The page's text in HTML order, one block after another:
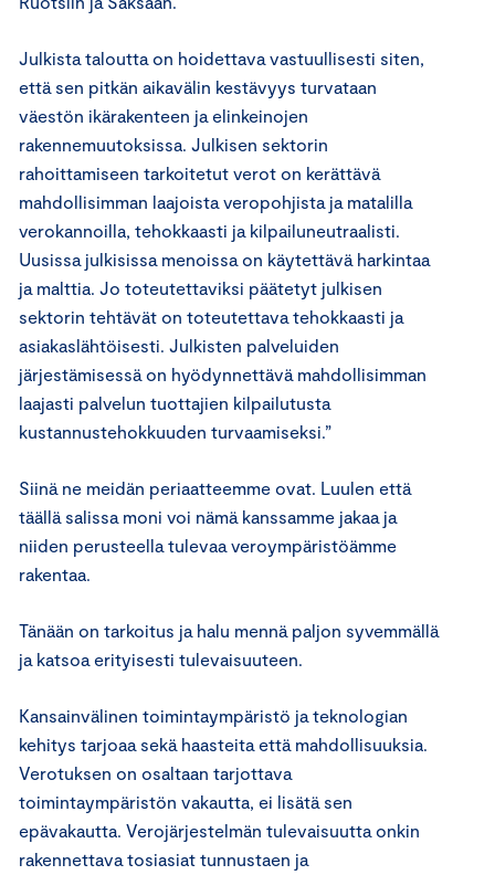
Julkista taloutta on hoidettava vastuullisesti siten,
että sen pitkän aikavälin kestävyys turvataan
väestön ikärakenteen ja elinkeinojen
rakennemuutoksissa. Julkisen sektorin
rahoittamiseen tarkoitetut verot on kerättävä
mahdollisimman laajoista veropohjista ja matalilla
verokannoilla, tehokkaasti ja kilpailuneutraalisti.
Uusissa julkisissa menoissa on käytettävä harkintaa
ja malttia. Jo toteutettaviksi päätetyt julkisen
sektorin tehtävät on toteutettava tehokkaasti ja
asiakaslähtöisesti. Julkisten palveluiden
järjestämisessä on hyödynnettävä mahdollisimman
laajasti palvelun tuottajien kilpailutusta
kustannustehokkuuden turvaamiseksi.”
Siinä ne meidän periaatteemme ovat. Luulen että
täällä salissa moni voi nämä kanssamme jakaa ja
niiden perusteella tulevaa veroympäristöämme
rakentaa.
Tänään on tarkoitus ja halu mennä paljon syvemmällä
ja katsoa erityisesti tulevaisuuteen.
Kansainvälinen toimintaympäristö ja teknologian
kehitys tarjoaa sekä haasteita että mahdollisuuksia.
Verotuksen on osaltaan tarjottava
toimintaympäristön vakautta, ei lisätä sen
epävakautta. Verojärjestelmän tulevaisuutta onkin
rakennettava tosiasiat tunnustaen ja